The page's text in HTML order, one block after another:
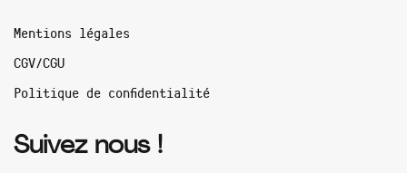
Mentions légales
CGV/CGU
Politique de confidentialité
Suivez nous !